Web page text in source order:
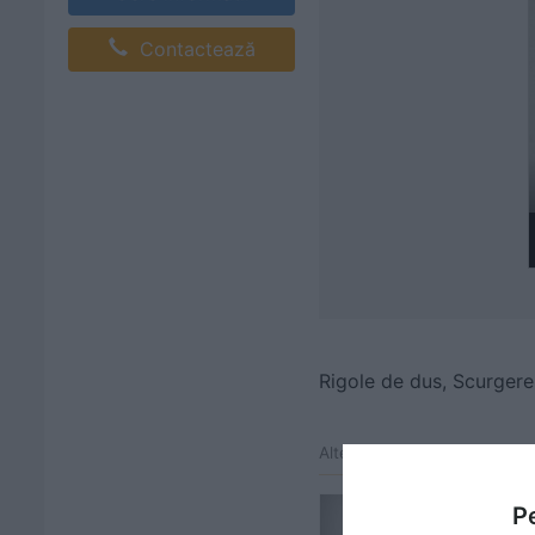
Contactează
Rigole de dus,
Alte video-uri de la acelasi